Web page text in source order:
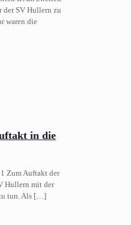
der SV Hullern zu
waren die
in die
Zum Auftakt der
Hullern mit der
tun. Als […]